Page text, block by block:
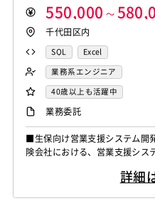
550,000 ～
千代田区内
SQL
Excel
業務系エンジニア
40歳以上も活躍中
業務委託
■生保向け営業支援システム
険会社における、営業支援シス
約者、被保険者、保険商品、プ
詳細